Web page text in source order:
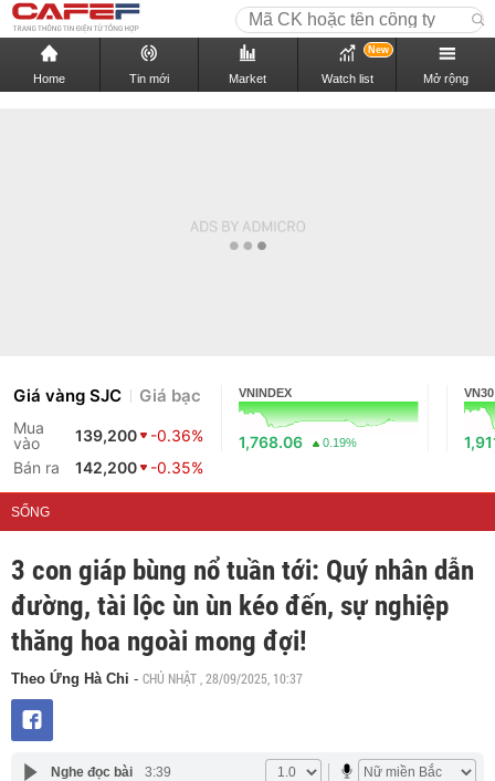
Home Tin mới Market Watch list
New
Mở rộng
Giá vàng SJC Giá bạc
Mua
vào
139,200
-0.36%
Bán ra
142,200 -0.35%
VNINDEX
1,768.06 0.19%
VN30
SỐNG
3 con giáp bùng nổ tuần tới: Quý nhân dẫn
đường, tài lộc ùn ùn kéo đến, sự nghiệp
thăng hoa ngoài mong đợi!
Theo Ứng Hà Chi - CHỦ NHẬT , 28/09/2025, 10:37
Nghe đọc bài 3:39